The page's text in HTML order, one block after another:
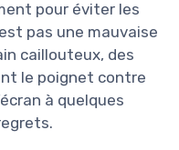
pour éviter les
pas une mauvaise
caillouteux, des
le poignet contre
à quelques